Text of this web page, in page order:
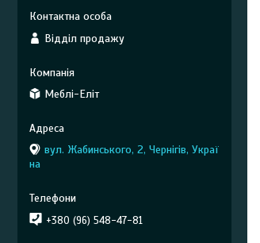
Відділ продажу
Меблі-Еліт
вул. Жабинського, 2, Чернігів, Украї
на
+380 (96) 548-47-81